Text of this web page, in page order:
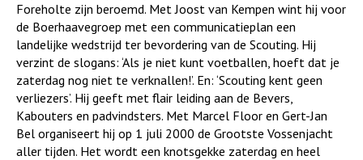
Foreholte zijn beroemd. Met Joost van Kempen wint hij voor
de Boerhaavegroep met een communicatieplan een
landelijke wedstrijd ter bevordering van de Scouting. Hij
verzint de slogans: ‘Als je niet kunt voetballen, hoeft dat je
zaterdag nog niet te verknallen!’. En: ‘Scouting kent geen
verliezers’. Hij geeft met flair leiding aan de Bevers,
Kabouters en padvindsters. Met Marcel Floor en Gert-Jan
Bel organiseert hij op 1 juli 2000 de Grootste Vossenjacht
aller tijden. Het wordt een knotsgekke zaterdag en heel